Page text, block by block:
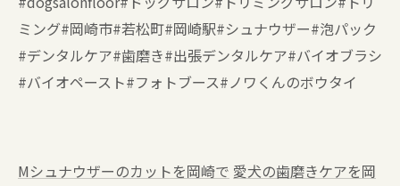
ミング#岡崎市#若松町#岡崎駅#シュナウザー#泡パック
#デンタルケア#歯磨き#出張デンタルケア#バイオブラシ
#バイオペースト#フォトブース#ノワくんのボウタイ
Mシュナウザーのカットを岡崎で 愛犬の歯磨きケアを岡